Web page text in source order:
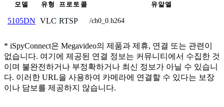
모델 유형 프로토콜 유알엘
5105DN VLC RTSP /ch0_0.h264
* iSpyConnect은 Megavideo의 제품과 제휴, 연결 또는 관련이
없습니다. 여기에 제공된 연결 정보는 커뮤니티에서 수집한 것
이며 불완전하거나 부정확하거나 최신 정보가 아닐 수 있습니
다. 이러한 URL을 사용하여 카메라에 연결할 수 있다는 보장
이나 담보를 제공하지 않습니다.